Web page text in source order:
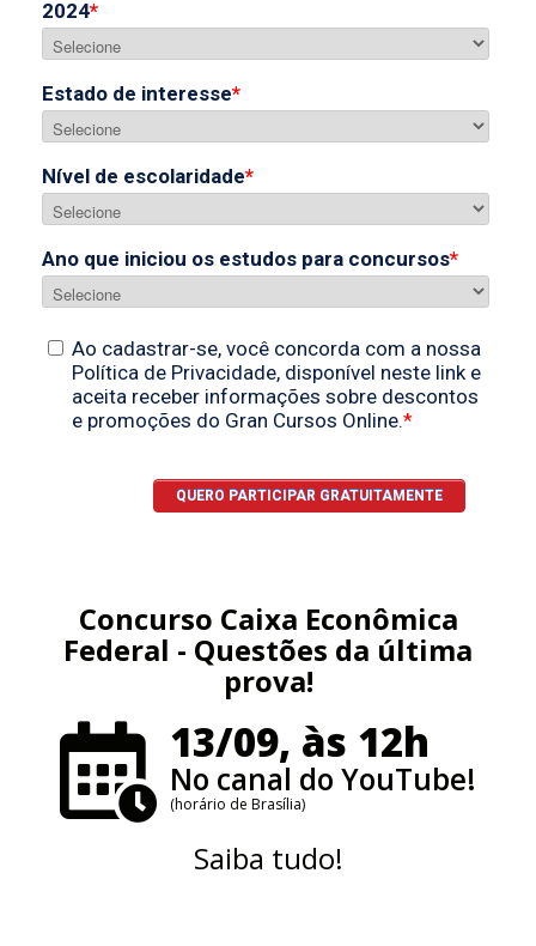
Concurso Caixa Econômica
Federal - Questões da última
prova!
13/09, às 12h
No canal do YouTube!
(horário de Brasília)
Saiba tudo!